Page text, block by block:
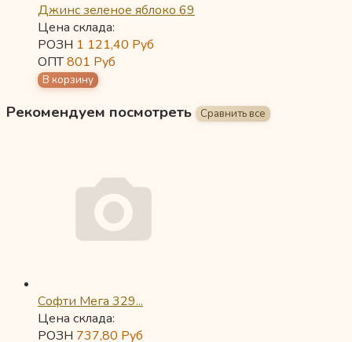
Джинс зеленое яблоко 69
Цена склада:
РОЗН 1 121,40 Руб
ОПТ801 Руб
Рекомендуем посмотреть
Софти Мега 329...
Цена склада:
РОЗН 737,80 Руб